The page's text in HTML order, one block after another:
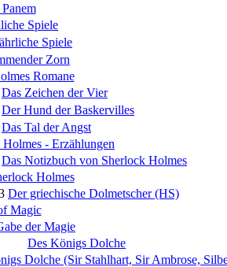
Spiele
Spiele
Zorn
Romane
Das Zeichen der Vier
Der Hund der Baskervilles
Das Tal der Angst
Holmes - Erzählungen
Das Notizbuch von Sherlock Holmes
Holmes
Der griechische Dolmetscher (HS)
Magic
der Magie
Des Königs Dolche
Dolche (Sir Stahlhart, Sir Ambrose,